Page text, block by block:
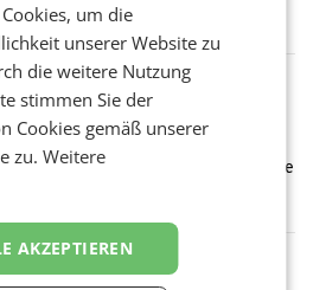
dank Kostensenkungen operativ
gemacht und die
deutlich übertroffen.
für Zirkularität: ARA und
informieren am POS über
gesamten August hinweg rücken die
Austria AG (ARA) und der
Helden“ in allen österreichischen
Filialen
um die
unserer Website zu
die weitere Nutzung
stimmen Sie der
Cookies gemäß unserer
zu.Weitere
AKZEPTIEREN